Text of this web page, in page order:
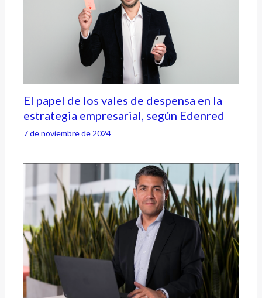
El papel de los vales de despensa en la
estrategia empresarial, según Edenred
7 de noviembre de 2024